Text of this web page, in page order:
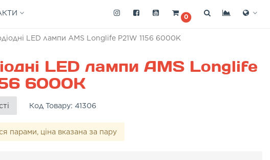
0
LED лампи AMS Longlife P21W 1156 6000K
LED лампи AMS Longlife
6000K
Код Товару: 41306
парами, ціна вказана за пару